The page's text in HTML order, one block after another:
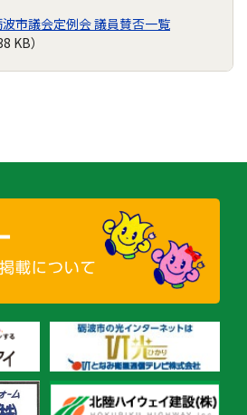
市議会定例会 議員賛否一覧
KB）